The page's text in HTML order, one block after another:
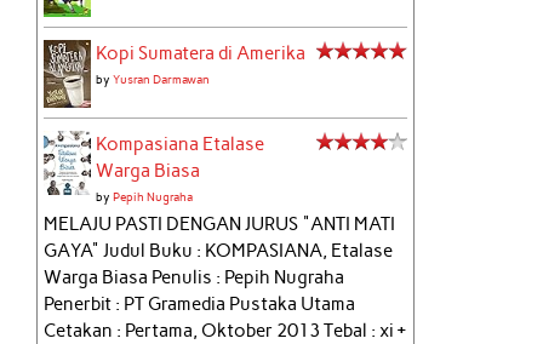
Kopi Sumatera di Amerika
byYusran Darmawan
Kompasiana Etalase
Warga Biasa
byPepih Nugraha
MELAJU PASTI DENGAN JURUS "ANTI MATI
GAYA" Judul Buku : KOMPASIANA, Etalase
Warga Biasa Penulis : Pepih Nugraha
Penerbit : PT Gramedia Pustaka Utama
Cetakan : Pertama, Oktober 2013 Tebal : xi +